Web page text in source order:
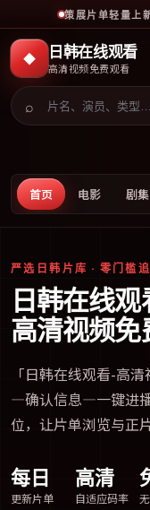
策展片单轻量上
◆ 日韩在线观看
高清视频免费观看
首页 电影 剧集
⌕
严选日韩片库 · 零门槛追
日韩在线观
高清视频免
「日韩在线观看-高
—确认信息—一键进
位，让片单浏览与正
每日
更新片单
高清
自适应码率